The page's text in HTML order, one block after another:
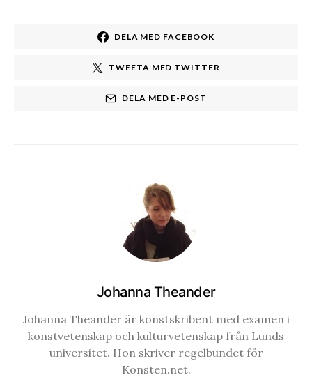
DELA MED FACEBOOK
TWEETA MED TWITTER
DELA MED E-POST
Johanna Theander
Johanna Theander är konstskribent med examen i
konstvetenskap och kulturvetenskap från Lunds
universitet. Hon skriver regelbundet för
Konsten.net.